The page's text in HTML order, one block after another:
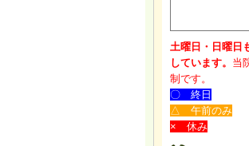
土曜日・日曜日
しています。 当
制です。
〇 終日
△ 午前のみ
× 休み